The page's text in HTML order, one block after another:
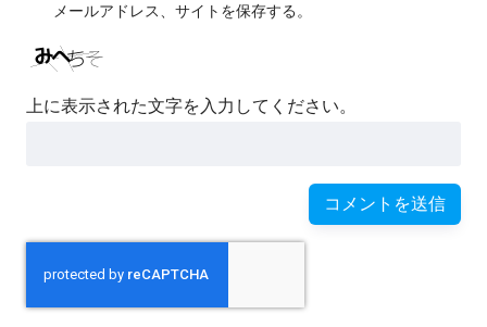
メールアドレス、サイトを保存する。
上に表示された文字を入力してください。